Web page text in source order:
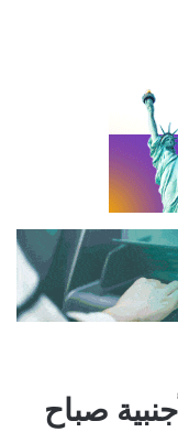
صباح